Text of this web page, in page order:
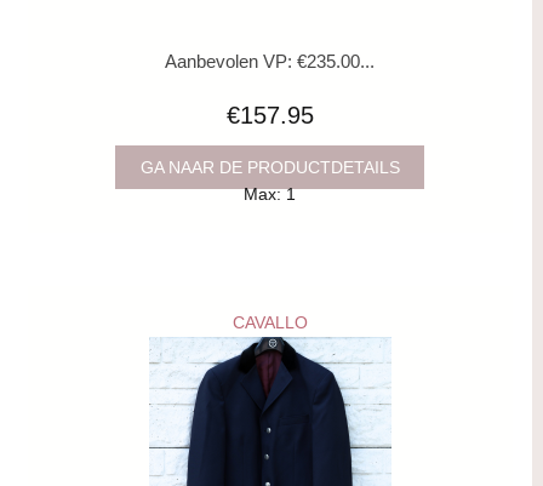
Aanbevolen VP: €235.00...
€157.95
GA NAAR DE PRODUCTDETAILS
Max: 1
CAVALLO